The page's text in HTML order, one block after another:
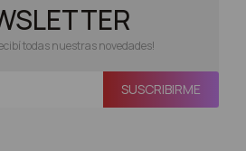
todas nuestras novedades!
SUSCRIBIRME